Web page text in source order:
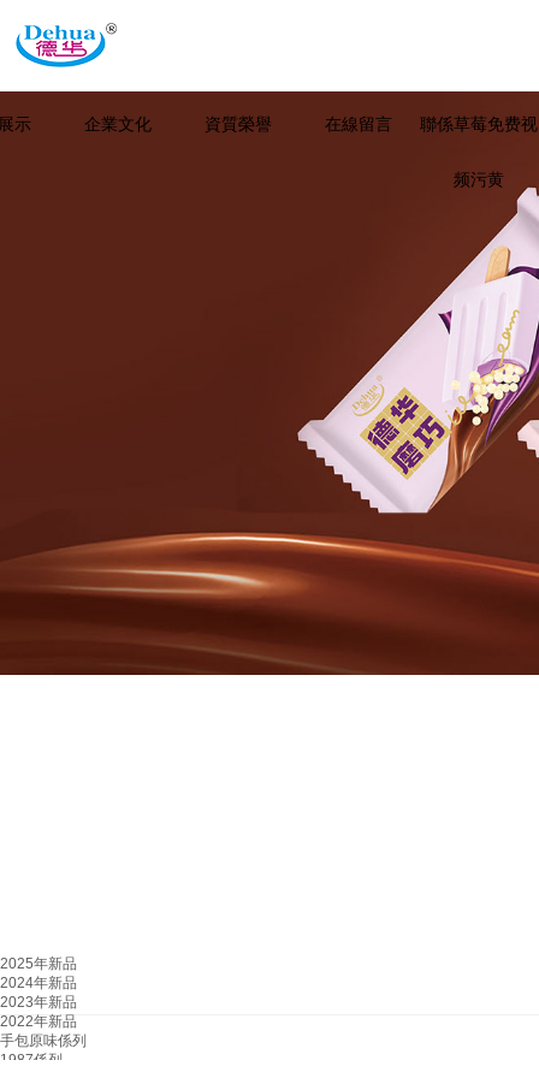
示 企業文化 資質榮譽 在線留言 聯係草莓免费视
频污黄
2025年新品
2024年新品
2023年新品
2022年新品
手包原味係列
1987係列